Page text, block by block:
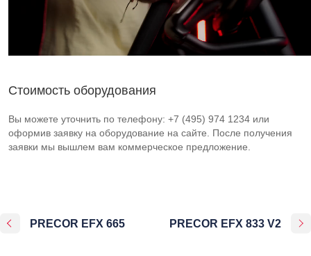
Стоимость оборудования
Вы можете уточнить по телефону: +7 (495) 974 1234 или
оформив заявку на оборудование на сайте. После получения
заявки мы вышлем вам коммерческое предложение.
PRECOR EFX 665 PRECOR EFX 833 V2